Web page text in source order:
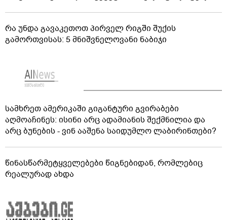
რა უნდა გავაკეთოთ პირველ რიგში შუქის
გამორთვისას: 5 მნიშვნელოვანი ნაბიჯი
სამხრეთ ამერიკაში გიგანტური გვირაბები
აღმოაჩინეს: ისინი არც ადამიანის შექმნილია და
არც ბუნების - ვინ ააშენა საიდუმლო ლაბირინთები?
წინასწარმეტყველებები წიგნებიდან, რომლებიც
რეალურად ახდა